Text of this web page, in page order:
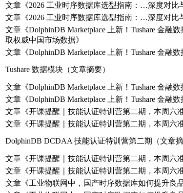
文章《2026 工业时序数据库选型指南：…深度对比
文章《2026 工业时序数据库选型指南：…深度对比
文章《DolphinDB Marketplace 上新！Tushare 金融
取权威中国市场数据》
文章《DolphinDB Marketplace 上新！Tushare 金融
Tushare 数据模块（文章摘要）
文章《DolphinDB Marketplace 上新！Tushare 金融
文章《DolphinDB Marketplace 上新！Tushare 金融
文章《开课提醒｜技能认证特训营第二期，本周六
文章《开课提醒｜技能认证特训营第二期，本周六
DolphinDB DCDAA 技能认证特训营第二期（文章摘
文章《开课提醒｜技能认证特训营第二期，本周六
文章《开课提醒｜技能认证特训营第二期，本周六
文章《工业物联网中，国产时序数据库如何提升良